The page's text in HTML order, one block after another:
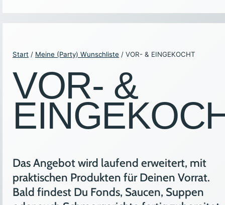
Start / Meine (Party) Wunschliste / VOR- & EINGEKOCHT
VOR- &
Das Angebot wird laufend erweitert, mit
praktischen Produkten für Deinen Vorrat.
Bald findest Du Fonds, Saucen, Suppen